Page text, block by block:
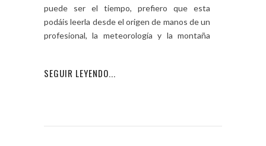
puede ser el tiempo, prefiero que esta
podáis leerla desde el origen de manos de un
profesional, la meteorología y la montaña
SEGUIR LEYENDO...